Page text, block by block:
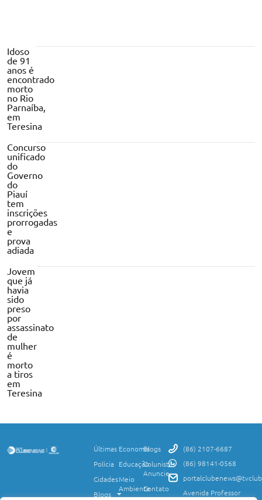
Idoso
de 91
anos é
encontrado
morto
no Rio
Parnaíba,
em
Teresina
Concurso
unificado
do
Governo
do
Piauí
tem
inscrições
prorrogadas
e
prova
adiada
Jovem
que já
havia
sido
preso
por
assassinato
de
mulher
é
morto
a tiros
em
Teresina
Últimas
Polícia
Cidades
Blogs
Economia
Educação
Meio
Ambiente
Blogs
Colunistas
Anuncie
Contato
(86) 2107-6687
(86) 98141-0568
Avenida Professor